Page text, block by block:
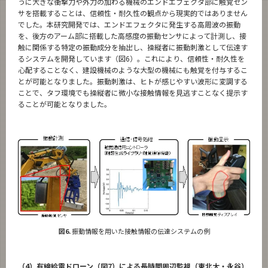
サを搭載することは、信頼性・耐久性の観点から現実的ではありません
でした。本研究開発では、エンドエフェクタに発生する高周波の振動
を、後方のアーム部に搭載した高感度の振動センサによって計測し、接
触に関係する特定の振動成分を抽出し、操縦者に振動刺激として伝達す
るシステムを開発しています（図6）。これにより、信頼性・耐久性を
心配することなく、建設機械のような大型の機械にも触覚を付与するこ
とが可能となりました。振動刺激は、ヒトが感じやすい波形に変調する
ことで、タフ環境でも操縦者に微小な接触情報を見逃すことなく提示す
ることが可能となりました。
図6.振動情報を用いた接触情報の伝達システムの例
（4）有線給電ドローン（図7）による長時間周辺監視（東北大・永谷）